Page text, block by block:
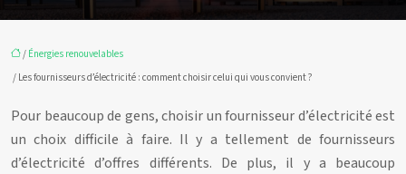
/ Énergies renouvelables
/ Les fournisseurs d’électricité : comment choisir celui qui vous convient ?
Pour beaucoup de gens, choisir un fournisseur d’électricité est
un choix difficile à faire. Il y a tellement de fournisseurs
d’électricité d’offres différents. De plus, il y a beaucoup